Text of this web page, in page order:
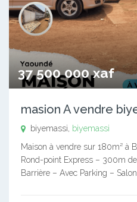
37 500 000 xaf
masion A vendre
biyemassi,
biyemassi
Maison à vendre sur 180m² à
Rond-point Express – 300m
Barrière – Avec Parking – Salon